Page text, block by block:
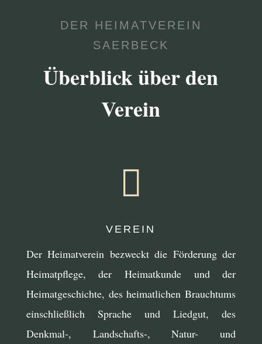
DER HEIMATVEREIN
SAERBECK
Überblick über den
Verein

VEREIN
Der Heimatverein bezweckt die Förderung der
Heimatpflege, der Heimatkunde und der
Heimatgeschichte, des heimatlichen Brauchtums
einschließlich Sprache und Liedgut, des
Denkmal-, Landschafts-, Natur- und